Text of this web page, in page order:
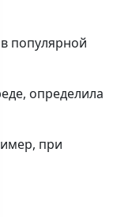
популярной
определила
при